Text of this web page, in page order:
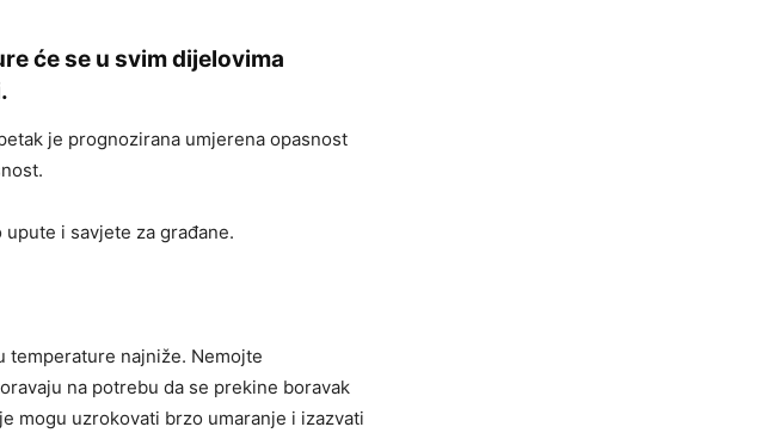
će se u svim dijelovima
je prognozirana umjerena opasnost
i savjete za građane.
temperature najniže. Nemojte
na potrebu da se prekine boravak
mogu uzrokovati brzo umaranje i izazvati